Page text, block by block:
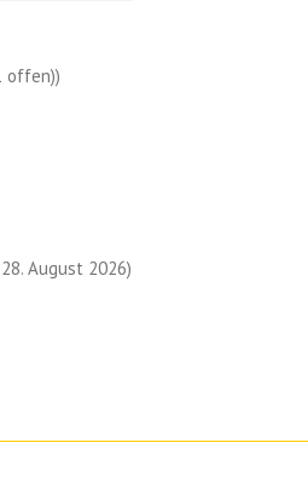
offen))
August 2026)